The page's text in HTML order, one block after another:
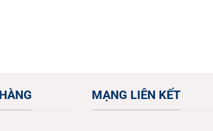
MẠNG LIÊN KẾT